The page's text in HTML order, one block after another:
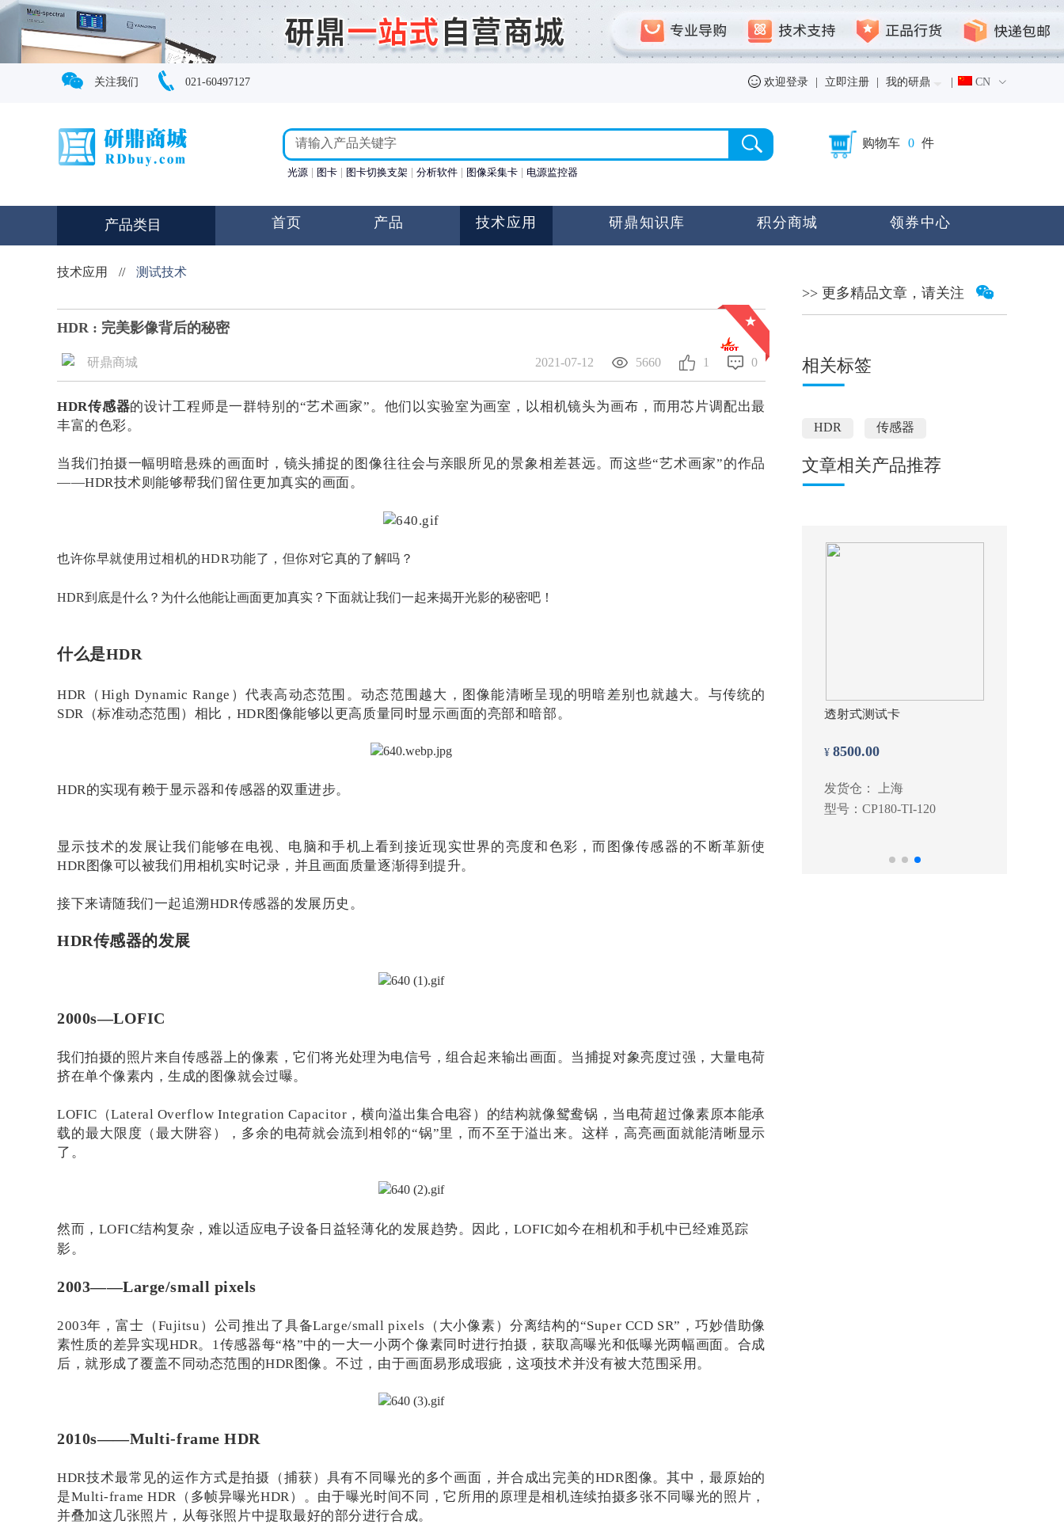
关注我们 021-60497127 欢迎登录 立即注册 我的研鼎 CN
光源 图卡 图卡切换支架 分析软件 图像采集卡 电源监控器
购物车 0 件
产品类目 首页 产品 技术应用 研鼎知识库 积分商城 领券中心
技术应用 // 测试技术
HDR : 完美影像背后的秘密
研鼎商城 2021-07-12 5660 1 0
HDR传感器的设计工程师是一群特别的“艺术画家”。他们以实验室为画室，以相机镜头为画布，而用芯片调配出最
丰富的色彩。
当我们拍摄一幅明暗悬殊的画面时，镜头捕捉的图像往往会与亲眼所见的景象相差甚远。而这些“艺术画家”的作品
——HDR技术则能够帮我们留住更加真实的画面。
也许你早就使用过相机的HDR功能了，但你对它真的了解吗？
HDR到底是什么？为什么他能让画面更加真实？下面就让我们一起来揭开光影的秘密吧！
什么是HDR
HDR（High Dynamic Range）代表高动态范围。动态范围越大，图像能清晰呈现的明暗差别也就越大。与传统的
SDR（标准动态范围）相比，HDR图像能够以更高质量同时显示画面的亮部和暗部。
HDR的实现有赖于显示器和传感器的双重进步。
显示技术的发展让我们能够在电视、电脑和手机上看到接近现实世界的亮度和色彩，而图像传感器的不断革新使
HDR图像可以被我们用相机实时记录，并且画面质量逐渐得到提升。
接下来请随我们一起追溯HDR传感器的发展历史。
HDR传感器的发展
2000s—LOFIC
我们拍摄的照片来自传感器上的像素，它们将光处理为电信号，组合起来输出画面。当捕捉对象亮度过强，大量电荷
挤在单个像素内，生成的图像就会过曝。
LOFIC（Lateral Overflow Integration Capacitor，横向溢出集合电容）的结构就像鸳鸯锅，当电荷超过像素原本能承
载的最大限度（最大阱容），多余的电荷就会流到相邻的“锅”里，而不至于溢出来。这样，高亮画面就能清晰显示
了。
然而，LOFIC结构复杂，难以适应电子设备日益轻薄化的发展趋势。因此，LOFIC如今在相机和手机中已经难觅踪
影。
2003——Large/small pixels
2003年，富士（Fujitsu）公司推出了具备Large/small pixels（大小像素）分离结构的“Super CCD SR”，巧妙借助像
素性质的差异实现HDR。1传感器每“格”中的一大一小两个像素同时进行拍摄，获取高曝光和低曝光两幅画面。合成
后，就形成了覆盖不同动态范围的HDR图像。不过，由于画面易形成瑕疵，这项技术并没有被大范围采用。
2010s——Multi-frame HDR
HDR技术最常见的运作方式是拍摄（捕获）具有不同曝光的多个画面，并合成出完美的HDR图像。其中，最原始的
是Multi-frame HDR（多帧异曝光HDR）。由于曝光时间不同，它所用的原理是相机连续拍摄多张不同曝光的照片，
并叠加这几张照片，从每张照片中提取最好的部分进行合成。
>> 更多精品文章，请关注
相关标签
HDR 传感器
文章相关产品推荐
综合测试图卡
洽谈
发货仓： 上海
型号：Natural scene CHART